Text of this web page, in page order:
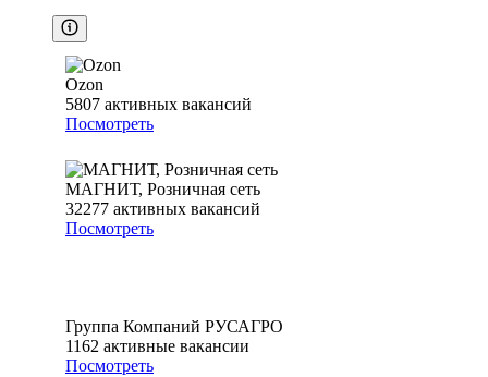
Ozon
5807 активных вакансий
Посмотреть
МАГНИТ, Розничная сеть
32277 активных вакансий
Посмотреть
Группа Компаний РУСАГРО
1162 активные вакансии
Посмотреть